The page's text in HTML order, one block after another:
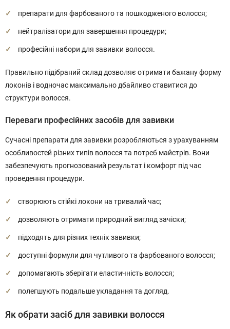
препарати для фарбованого та пошкодженого волосся;
нейтралізатори для завершення процедури;
професійні набори для завивки волосся.
Правильно підібраний склад дозволяє отримати бажану форму
локонів і водночас максимально дбайливо ставитися до
структури волосся.
Переваги професійних засобів для завивки
Сучасні препарати для завивки розробляються з урахуванням
особливостей різних типів волосся та потреб майстрів. Вони
забезпечують прогнозований результат і комфорт під час
проведення процедури.
створюють стійкі локони на тривалий час;
дозволяють отримати природний вигляд зачіски;
підходять для різних технік завивки;
доступні формули для чутливого та фарбованого волосся;
допомагають зберігати еластичність волосся;
полегшують подальше укладання та догляд.
Як обрати засіб для завивки волосся